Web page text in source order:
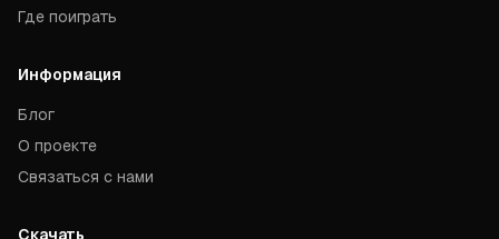
Где поиграть
Информация
Блог
О проекте
Связаться с нами
Скачать